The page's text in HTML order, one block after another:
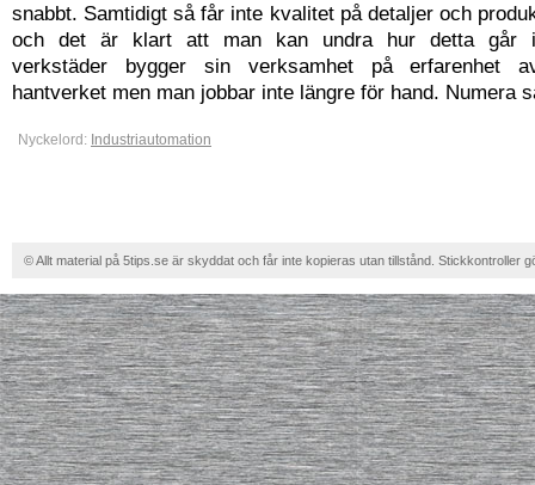
snabbt. Samtidigt så får inte kvalitet på detaljer och
och det är klart att man kan undra hur detta går
verkstäder bygger sin verksamhet på erfarenhet
hantverket men man jobbar inte längre för hand. Numera
Nyckelord: Industriautomation
© Allt material på 5tips.se är skyddat och får inte kopieras utan tillstånd. Stickkontroller